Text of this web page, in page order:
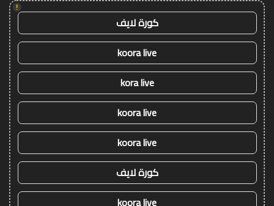
!
كورة لايف
koora live
kora live
koora live
koora live
كورة لايف